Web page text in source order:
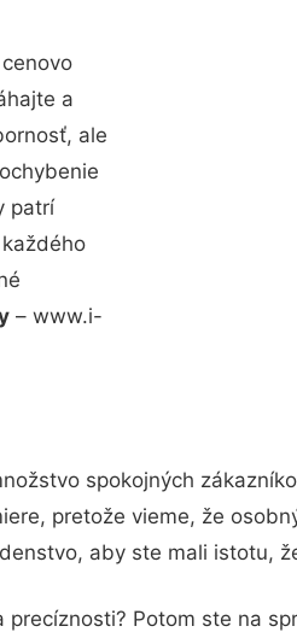
a
ale
patrí
– www.i-
spokojných
pretože vieme, že
aby ste mali istotu,
Potom ste na